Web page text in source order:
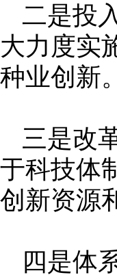
二是投
大力度实
种业创新。
三是改
于科技体
创新资源
四是体